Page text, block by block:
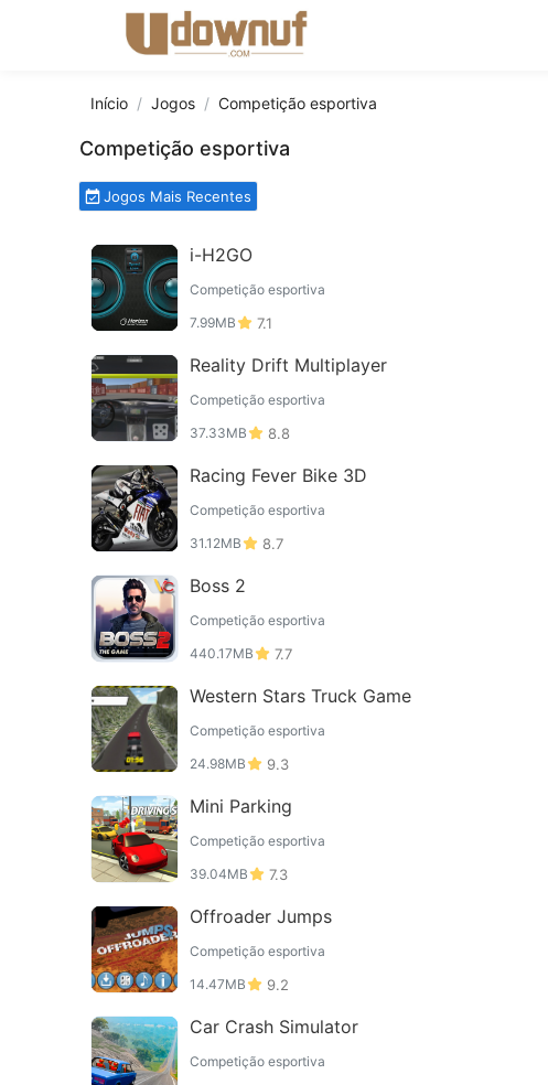
Início Jogos Competição esportiva
Competição esportiva
Jogos Mais Recentes
i-H2GO
Competição esportiva
7.99MB
7.1
Reality Drift Multiplayer
Competição esportiva
37.33MB
8.8
Racing Fever Bike 3D
Competição esportiva
31.12MB
8.7
Boss 2
Competição esportiva
440.17MB
7.7
Western Stars Truck Game
Competição esportiva
24.98MB
9.3
Mini Parking
Competição esportiva
39.04MB
7.3
Offroader Jumps
Competição esportiva
14.47MB
9.2
Car Crash Simulator
Competição esportiva